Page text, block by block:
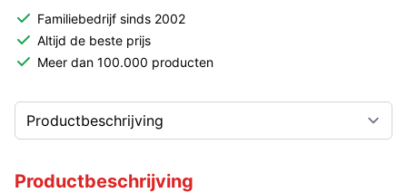
Familiebedrijf sinds 2002
Altijd de beste prijs
Meer dan 100.000 producten
Productbeschrijving